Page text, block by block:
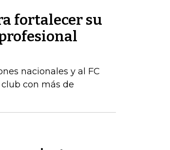
fortalecer su
nacionales y al FC
con más de